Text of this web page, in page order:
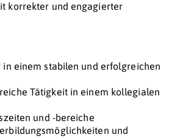
korrekter und engagierter
in einem stabilen und erfolgreichen
Tätigkeit in einem kollegialen
und -bereiche
und